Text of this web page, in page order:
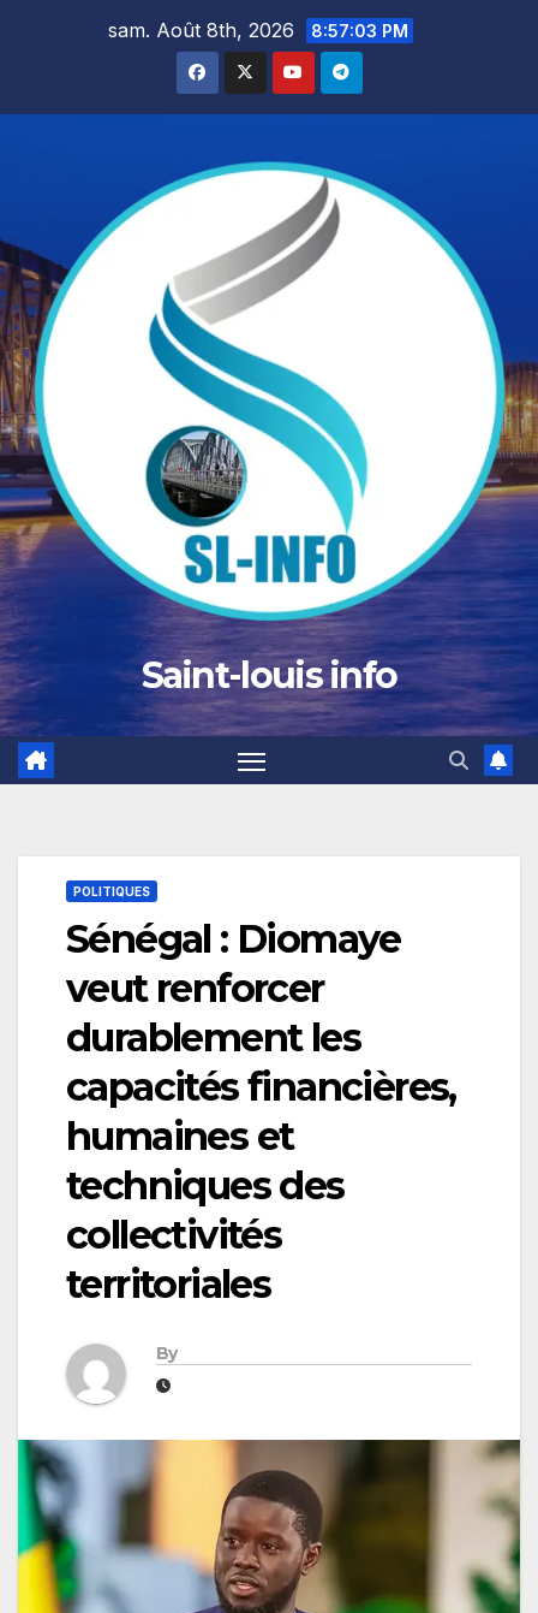
sam. Août 8th, 2026 8:57:04 PM
Saint-louis info
POLITIQUES
Sénégal : Diomaye
veut renforcer
durablement les
capacités financières,
humaines et
techniques des
collectivités
territoriales
By